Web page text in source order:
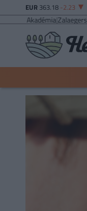
EUR 363.18 -2.23
Akadémia|Zalaegerszegi TE